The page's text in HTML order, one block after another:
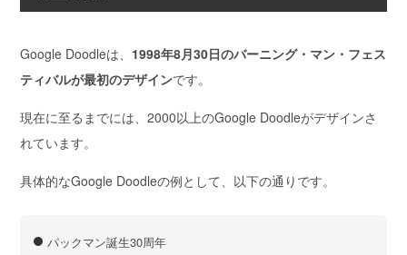
Google Doodleは、 1998年8月30日のバーニング・マン・フェス
ティバルが最初のデザインです。
現在に至るまでには、2000以上のGoogle Doodleがデザインさ
れています。
具体的なGoogle Doodleの例として、以下の通りです。
パックマン誕生30周年